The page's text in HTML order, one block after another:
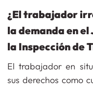
¿El trabajador
la demanda en el
la Inspección de
El trabajador en
sus derechos como